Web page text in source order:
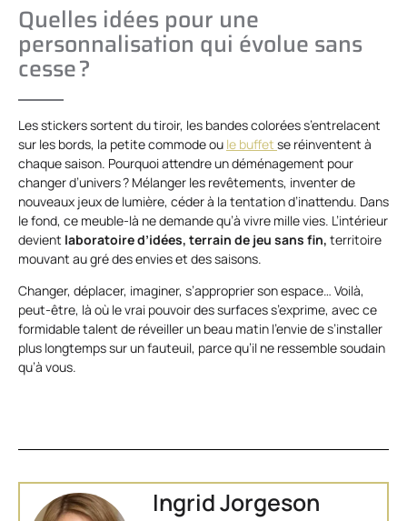
Quelles idées pour une
personnalisation qui évolue sans
cesse ?
Les stickers sortent du tiroir, les bandes colorées s’entrelacent
sur les bords, la petite commode ou le buffet se réinventent à
chaque saison. Pourquoi attendre un déménagement pour
changer d’univers ? Mélanger les revêtements, inventer de
nouveaux jeux de lumière, céder à la tentation d’inattendu. Dans
le fond, ce meuble-là ne demande qu’à vivre mille vies. L’intérieur
devient laboratoire d’idées, terrain de jeu sans fin, territoire
mouvant au gré des envies et des saisons.
Changer, déplacer, imaginer, s’approprier son espace… Voilà,
peut-être, là où le vrai pouvoir des surfaces s’exprime, avec ce
formidable talent de réveiller un beau matin l’envie de s’installer
plus longtemps sur un fauteuil, parce qu’il ne ressemble soudain
qu’à vous.
Ingrid Jorgeson